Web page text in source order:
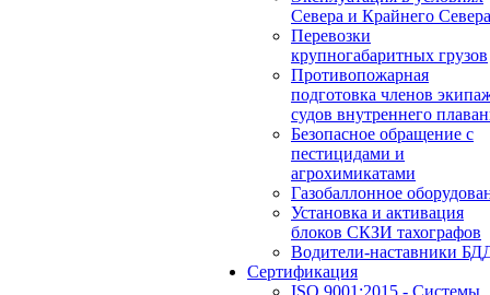
Севера и Крайнего Севера
Перевозки
крупногабаритных грузов
Противопожарная
подготовка членов
судов внутреннего
Безопасное обращение с
пестицидами и
агрохимикатами
Газобаллонное
Установка и активация
блоков СКЗИ тахографов
Водители-наставники
Сертификация
ISO 9001:2015 - Системы